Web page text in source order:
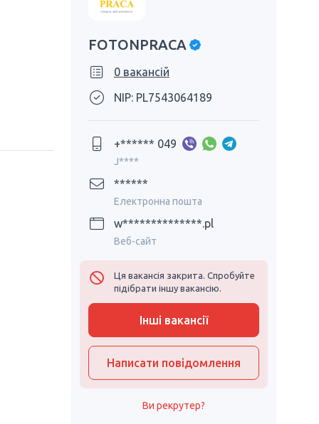
FOTONPRACA
0 вакансій
NIP: PL7543064189
+****** 049
J****
******
Електронна пошта
w**************.pl
Веб-сайт
Ця вакансія закрита. Спробуйте
підібрати іншу вакансію.
Інші вакансії
Написати повідомлення
Ви рекрутер?